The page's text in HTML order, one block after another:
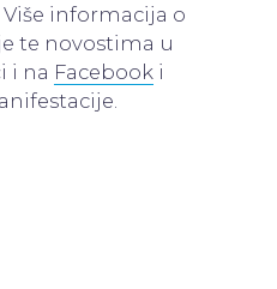
Više informacija o
te novostima u
i na Facebook i